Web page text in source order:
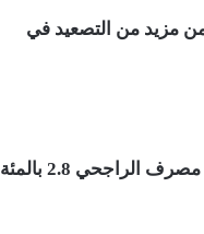
مخاوف من مزيد من التصعيد في
وارتفع المؤشر الرئيسي للسوق السعودية 2.4 بالمئة مدعوما بارتفاع سهم مصرف الراجحي 2.8 بالمئة